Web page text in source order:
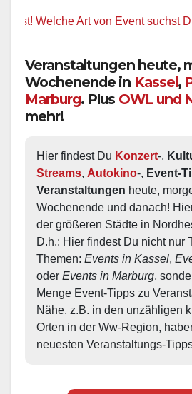
Welche Art von Event suchst Du
Veranstaltungen heute,
Wochenende in Kassel,
Marburg. Plus OWL und
mehr!
Hier findest Du Konzert-,
Streams, Autokino-, Event-
Veranstaltungen heute,
Wochenende und danach!
der größeren Städte in
D.h.: Hier findest Du nicht nur
Themen: Events in Kassel,
oder Events in Marburg,
Menge Event-Tipps zu
Nähe, z.B. in den unzähligen
Orten in der Ww-Region,
neuesten Veranstaltungs-